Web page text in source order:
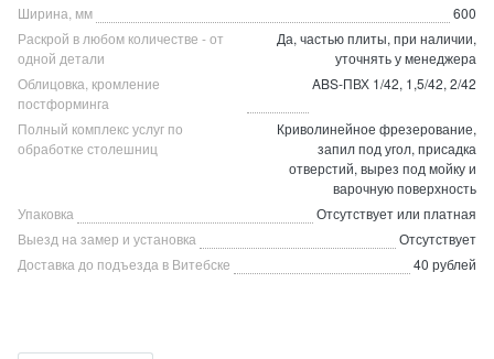
Ширина, мм
600
Раскрой в любом количестве - от
одной детали
Да, частью плиты, при наличии,
уточнять у менеджера
Облицовка, кромление
постформинга
ABS-ПВХ 1/42, 1,5/42, 2/42
Полный комплекс услуг по
обработке столешниц
Криволинейное фрезерование,
запил под угол, присадка
отверстий, вырез под мойку и
варочную поверхность
Упаковка
Отсутствует или платная
Выезд на замер и установка
Отсутствует
Доставка до подъезда в Витебске
40 рублей